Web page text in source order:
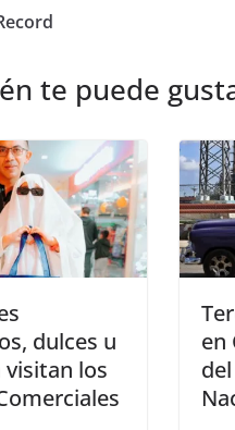
te puede
dulces u
los
en